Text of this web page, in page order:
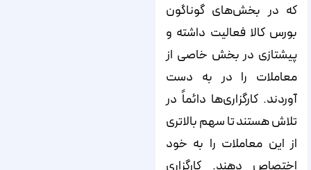
که در بخش‌های گوناگون
بورس کالا فعالیت داشته و
پیشتازی در بخش خاصی از
معاملات را در به دست
آوردند. کارگزاری‌ها دائماً در
تلاش هستند تا سهم بالاتری
از این معاملات را به خود
اختصاص دهند. کارگزاری